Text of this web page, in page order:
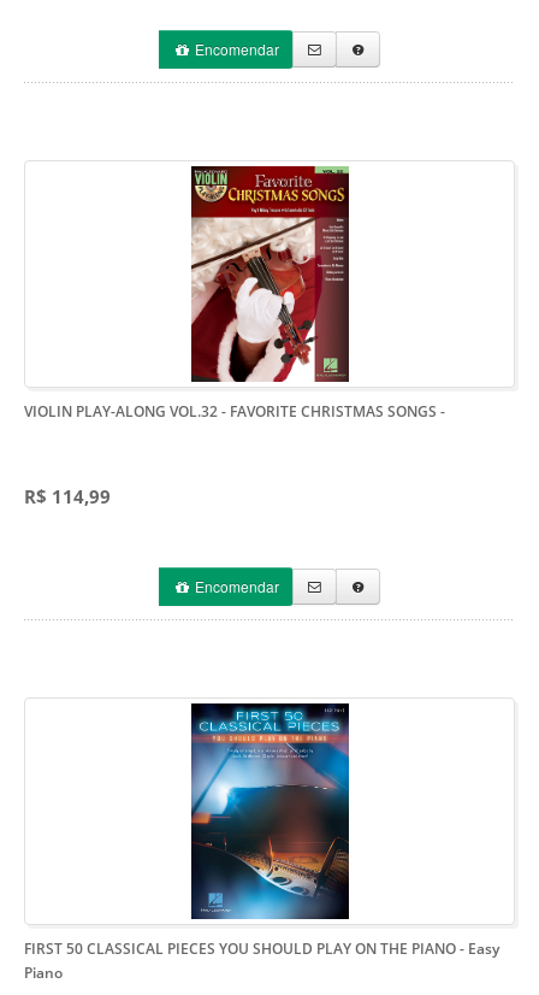
Encomendar
VIOLIN PLAY-ALONG VOL.32 - FAVORITE CHRISTMAS SONGS -
R$ 114,99
Encomendar
FIRST 50 CLASSICAL PIECES YOU SHOULD PLAY ON THE PIANO- Easy
Piano